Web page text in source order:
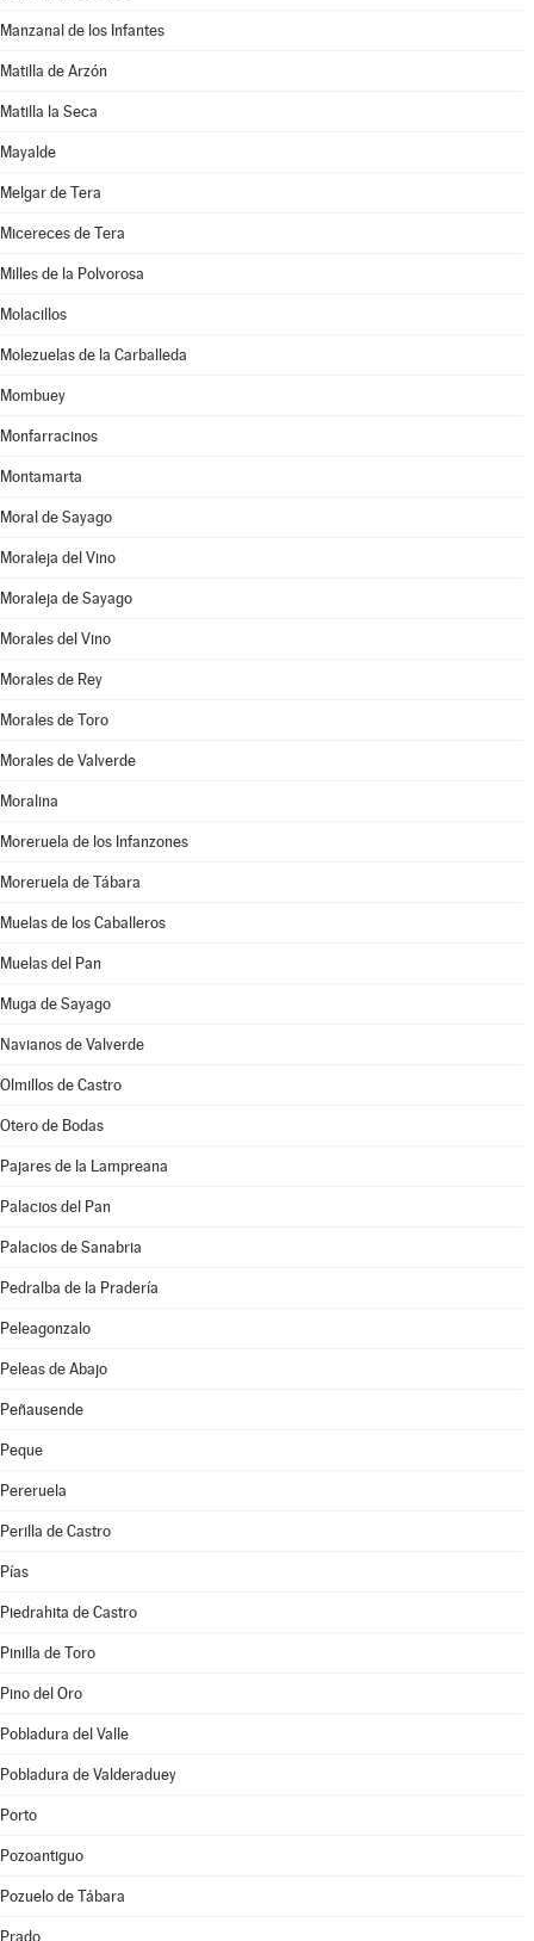
Manzanal de los Infantes
Matilla de Arzón
Matilla la Seca
Mayalde
Melgar de Tera
Micereces de Tera
Milles de la Polvorosa
Molacillos
Molezuelas de la Carballeda
Mombuey
Monfarracinos
Montamarta
Moral de Sayago
Moraleja del Vino
Moraleja de Sayago
Morales del Vino
Morales de Rey
Morales de Toro
Morales de Valverde
Moralina
Moreruela de los Infanzones
Moreruela de Tábara
Muelas de los Caballeros
Muelas del Pan
Muga de Sayago
Navianos de Valverde
Olmillos de Castro
Otero de Bodas
Pajares de la Lampreana
Palacios del Pan
Palacios de Sanabria
Pedralba de la Pradería
Peleagonzalo
Peleas de Abajo
Peñausende
Peque
Pereruela
Perilla de Castro
Pías
Piedrahita de Castro
Pinilla de Toro
Pino del Oro
Pobladura del Valle
Pobladura de Valderaduey
Porto
Pozoantiguo
Pozuelo de Tábara
Prado